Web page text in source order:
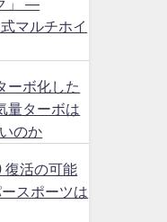
」 ―
マルチホイ
ーボ化した
量ターボは
のか
復活の可能
スポーツは